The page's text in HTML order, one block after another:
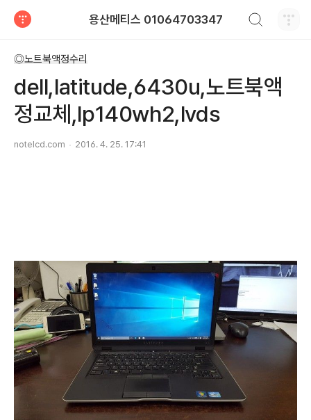
용산메티스 01064703347
◎노트북액정수리
dell,latitude,6430u,노트북액
정교체,lp140wh2,lvds
notelcd.com 2016. 4. 25. 17:41